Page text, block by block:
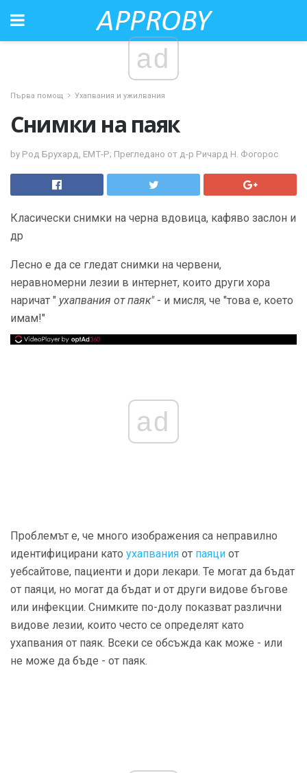
ad
Първа помощ Ухапвания и ужилвания
Снимки на паяк
by Род Брухард, ЕМТ-Р; Прегледано от д-р Ричард Н. Фогорос
Класически снимки на черна вдовица, кафяво заслон и
др
Лесно е да се гледат снимки на червени,
неравномерни лезии в интернет, които други хора
наричат ​​" ухапвания от паяк"- и мисля, че "това е, което
имам!"
ad
Проблемът е, че много изображения са неправилно
идентифицирани като ухапвания от паяци от
уебсайтове, пациенти и дори лекари. Те могат да бъдат
от паяци, но могат да бъдат и от други видове бъгове
или инфекции. Снимките по-долу показват различни
видове лезии, които често се определят като
ухапвания от паяк. Всеки се обсъжда как може - или
не може да бъде - от паяк.